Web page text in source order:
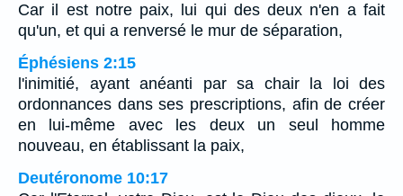
Car il est notre paix, lui qui des deux n'en a fait
qu'un, et qui a renversé le mur de séparation,
Éphésiens 2:15
l'inimitié, ayant anéanti par sa chair la loi des
ordonnances dans ses prescriptions, afin de créer
en lui-même avec les deux un seul homme
nouveau, en établissant la paix,
Deutéronome 10:17